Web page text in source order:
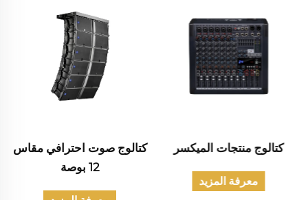
كتالوج صوت احترافي مقاس
كتالوج منتجات الصوت
المدني